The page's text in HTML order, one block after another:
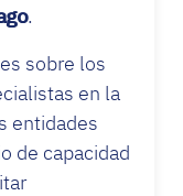
.
sobre los
en la
entidades
de capacidad